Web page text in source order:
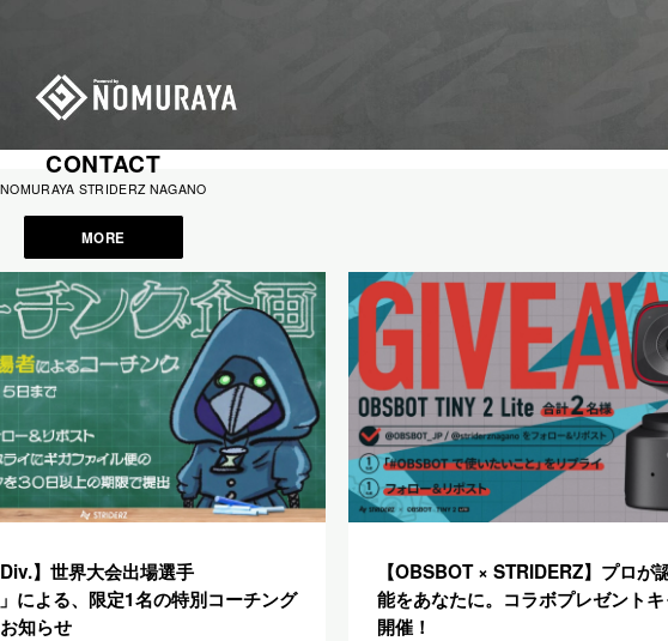
CONTACT
NOMURAYA STRIDERZ NAGANO
MORE
】世界大会出場選手
による、限定1名の特別コーチング
知らせ
【OBSBOT × STRIDERZ】プロが
能をあなたに。コラボプレゼント
開催！